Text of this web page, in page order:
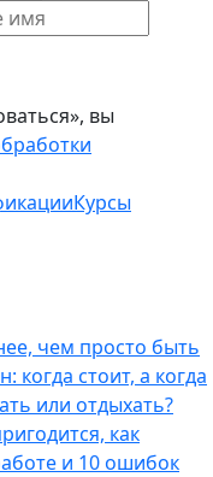
вы
Курсы
чем просто быть
когда стоит, а когда
или отдыхать?
как
и 10 ошибок